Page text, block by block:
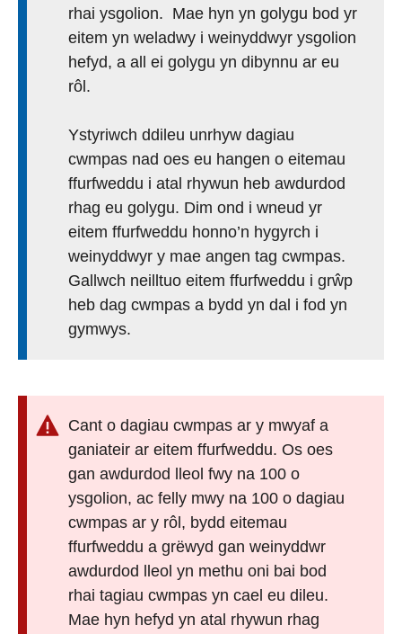
rhai ysgolion. Mae hyn yn golygu bod yr
eitem yn weladwy i weinyddwyr ysgolion
hefyd, a all ei golygu yn dibynnu ar eu
rôl.
Ystyriwch ddileu unrhyw dagiau
cwmpas nad oes eu hangen o eitemau
ffurfweddu i atal rhywun heb awdurdod
rhag eu golygu. Dim ond i wneud yr
eitem ffurfweddu honno’n hygyrch i
weinyddwyr y mae angen tag cwmpas.
Gallwch neilltuo eitem ffurfweddu i grŵp
heb dag cwmpas a bydd yn dal i fod yn
gymwys.
Cant o dagiau cwmpas ar y mwyaf a
ganiateir ar eitem ffurfweddu. Os oes
gan awdurdod lleol fwy na 100 o
ysgolion, ac felly mwy na 100 o dagiau
cwmpas ar y rôl, bydd eitemau
ffurfweddu a grëwyd gan weinyddwr
awdurdod lleol yn methu oni bai bod
rhai tagiau cwmpas yn cael eu dileu.
Mae hyn hefyd yn atal rhywun rhag